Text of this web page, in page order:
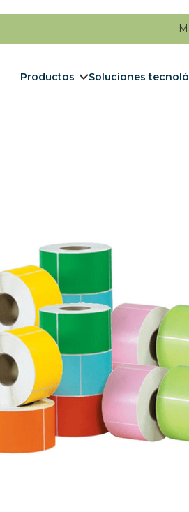
Productos Soluciones